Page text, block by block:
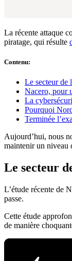
La récente attaque
piratage, qui résulte
Contenu:
Le secteur de
Nacero, pour
La
Pourquoi
Terminée
Aujourd’hui, nous
maintenir un niveau
Le secteur
L’étude récente de
passe.
Cette étude
de manière